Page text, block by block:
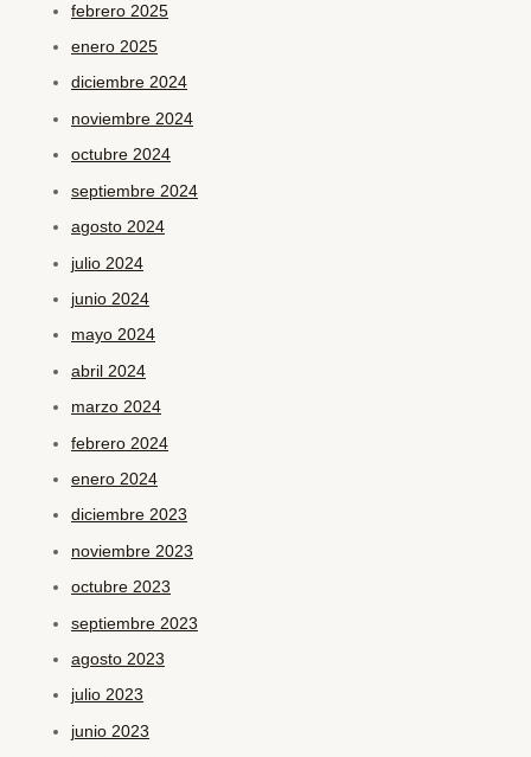
febrero 2025
enero 2025
diciembre 2024
noviembre 2024
octubre 2024
septiembre 2024
agosto 2024
julio 2024
junio 2024
mayo 2024
abril 2024
marzo 2024
febrero 2024
enero 2024
diciembre 2023
noviembre 2023
octubre 2023
septiembre 2023
agosto 2023
julio 2023
junio 2023